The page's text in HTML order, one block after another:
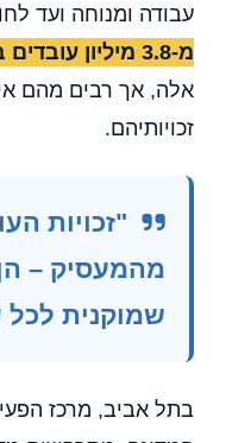
עבודה ומנוחה ועד
מ-3.8 מיליון עובדים בישראל
אלה, אך רבים מהם
זכויותיהם.
"זכויות
מהמעסיק –
שמוקנית
בתל אביב, מרכז